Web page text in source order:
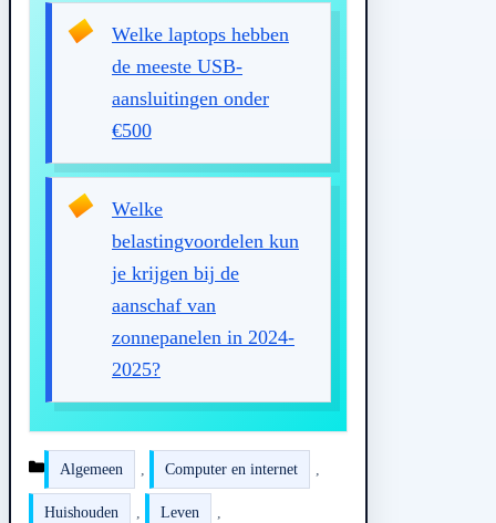
Welke laptops hebben
de meeste USB-
aansluitingen onder
€500
Welke
belastingvoordelen kun
je krijgen bij de
aanschaf van
zonnepanelen in 2024-
2025?
Kategorien
Algemeen , Computer en internet ,
Huishouden , Leven ,